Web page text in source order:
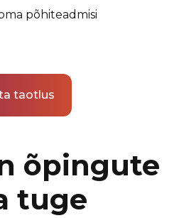
põhiteadmisi
taotlus
õpingute
tuge